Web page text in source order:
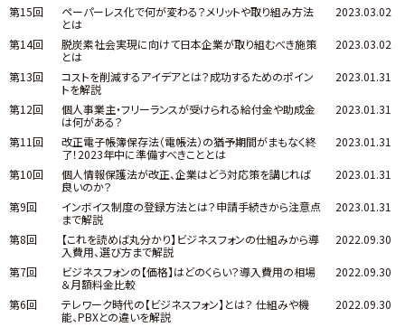
第15回
ペーパーレス化で何が変わる？メリットや取り組み方法
とは
2023.03.02
第14回
脱炭素社会実現に向けて日本企業が取り組むべき施策
とは
2023.03.02
第13回
コストを削減するアイデアとは？成功するためのポイン
トを解説
2023.01.31
第12回
個人事業主・フリーランスが受けられる給付金や助成金
は何がある？
2023.01.31
第11回
改正電子帳簿保存法（電帳法）の猶予期間がまもなく終
了！2023年中に準備すべきこととは
2023.01.31
第10回
個人情報保護法が改正、企業はどう対応策を講じれば
良いのか？
2023.01.31
第9回
インボイス制度の登録方法とは？申請手続きから注意点
まで解説
2023.01.31
第8回
【これを読めば丸分かり】ビジネスフォンの仕組みから導
入費用、選び方まで解説
2022.09.30
第7回
ビジネスフォンの【価格】はどのくらい？導入費用の相場
＆月額料金比較
2022.09.30
第6回
テレワーク時代の【ビジネスフォン】とは？ 仕組みや機
能、PBXとの違いを解説
2022.09.30